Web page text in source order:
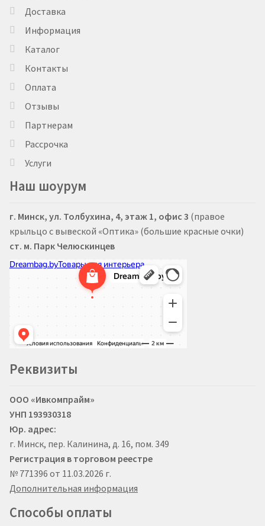
Доставка
Информация
Каталог
Контакты
Оплата
Отзывы
Партнерам
Рассрочка
Услуги
Наш шоурум
г. Минск, ул. Толбухина, 4, этаж 1, офис 3 (правое
крыльцо с вывеской «Оптика» (большие красные очки)
ст. м. Парк Челюскинцев
Реквизиты
ООО «Ивкомпрайм»
УНП 193930318
Юр. адрес:
г. Минск, пер. Калинина, д. 16, пом. 349
Регистрация в торговом реестре
№ 771396 от 11.03.2026 г.
Дополнительная информация
Способы оплаты